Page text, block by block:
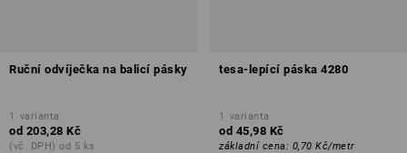
Ruční odvíječka na balicí pásky
1 varianta
od 203,28 Kč
(vč. DPH) od 5 ks
tesa-lepící páska 4280
1 varianta
od 45,98 Kč
základní cena: 0,70 Kč/metr